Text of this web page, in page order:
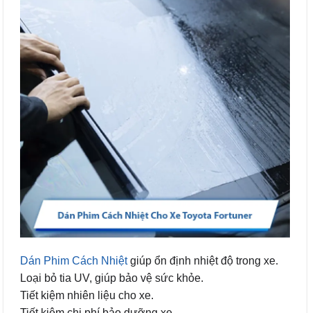
Dán Phim Cách Nhiệtgiúp ổn định nhiệt độ trong xe.
Loại bỏ tia UV, giúp bảo vệ sức khỏe.
Tiết kiệm nhiên liệu cho xe.